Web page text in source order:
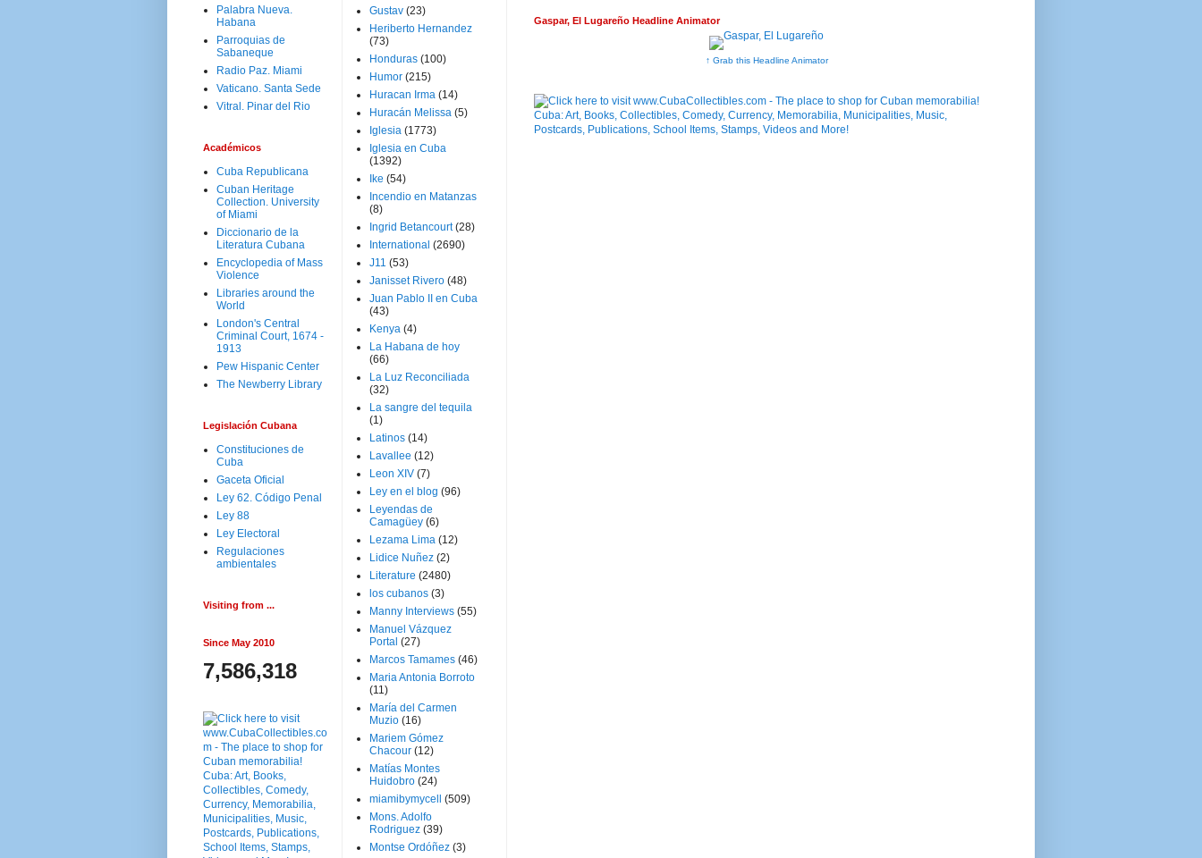
Gaspar, El Lugareño Headline Animator
↑ Grab this Headline Animator
Palabra Nueva.
Habana
Parroquias de
Sabaneque
Radio Paz. Miami
Vaticano. Santa Sede
Vitral. Pinar del Rio
Académicos
Cuba Republicana
Cuban Heritage
Collection. University
of Miami
Diccionario de la
Literatura Cubana
Encyclopedia of Mass
Violence
Libraries around the
World
London's Central
Criminal Court, 1674 -
1913
Pew Hispanic Center
The Newberry Library
Legislación Cubana
Constituciones de
Cuba
Gaceta Oficial
Ley 62. Código Penal
Ley 88
Ley Electoral
Regulaciones
ambientales
Visiting from ...
Since May 2010
7,586,318
Gustav (23)
Heriberto Hernandez
(73)
Honduras (100)
Humor (215)
Huracan Irma (14)
Huracán Melissa (5)
Iglesia (1773)
Iglesia en Cuba
(1392)
Ike (54)
Incendio en Matanzas
(8)
Ingrid Betancourt (28)
International (2690)
J11 (53)
Janisset Rivero (48)
Juan Pablo II en Cuba
(43)
Kenya (4)
La Habana de hoy
(66)
La Luz Reconciliada
(32)
La sangre del tequila
(1)
Latinos (14)
Lavallee (12)
Leon XIV (7)
Ley en el blog (96)
Leyendas de
Camagüey (6)
Lezama Lima (12)
Lidice Nuñez (2)
Literature (2480)
los cubanos (3)
Manny Interviews (55)
Manuel Vázquez
Portal (27)
Marcos Tamames (46)
Maria Antonia Borroto
(11)
María del Carmen
Muzio (16)
Mariem Gómez
Chacour (12)
Matías Montes
Huidobro (24)
miamibymycell
(509)
Mons. Adolfo
Rodriguez (39)
Montse Ordóñez (3)